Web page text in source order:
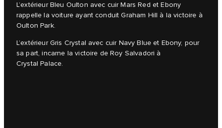
L’extérieur Bleu Oulton avec cuir Mars Red et Ebony
rappelle la voiture ayant conduit Graham Hill à la victoire à
Oulton Park.
L’extérieur Gris Crystal avec cuir Navy Blue et Ebony, pour
sa part, incarne la victoire de Roy Salvadori à
Crystal Palace.